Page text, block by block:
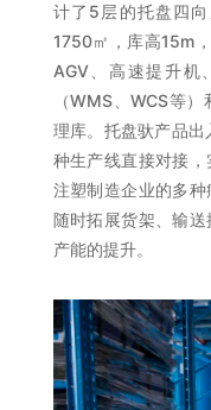
计了5层的托盘四
1750㎡，库高15m
AGV、高速提升机
（WMS、WCS等
理库。托盘驮产品
种生产线直接对接
注塑制造企业的多种
随时拓展货架、输送
产能的提升。